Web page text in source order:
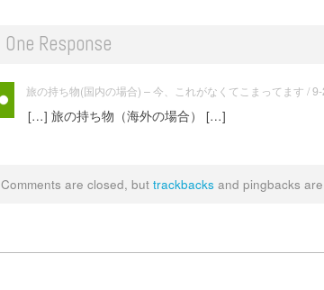
One Response
旅の持ち物(国内の場合) – 今、これがなくてこまってます / 9-
[…] 旅の持ち物（海外の場合） […]
Comments are closed, but trackbacks and pingbacks